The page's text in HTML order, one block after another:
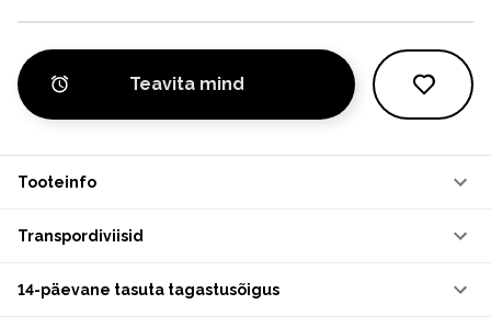
Teavita mind
Tooteinfo
Transpordiviisid
14-päevane tasuta tagastusõigus